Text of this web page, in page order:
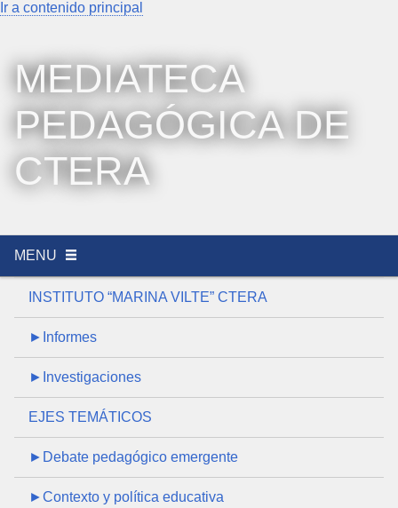
Ir a contenido principal
MEDIATECA
PEDAGÓGICA DE
CTERA
MENU
INSTITUTO “MARINA VILTE” CTERA
►Informes
►Investigaciones
EJES TEMÁTICOS
►Debate pedagógico emergente
►Contexto y política educativa